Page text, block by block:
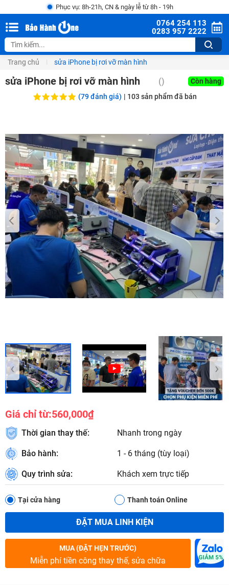
Phục vụ: 8h-21h, CN & ngày lễ từ 8h - 19h
0764 254 113
0283 957 2222
Trang chủ sửa iPhone bị rơi vỡ màn hình
sửa iPhone bị rơi vỡ màn hình ()
Còn hàng
(79 đánh giá) | 103 sản phẩm đã bán
‹ ›
Giá chỉ từ:560,000₫
Thời gian thay thế: Nhanh trong ngày
Bảo hành: 1 - 6 tháng (tùy loại)
Quy trình sửa: Khách xem trực tiếp
Tại cửa hàng Thanh toán Online
ĐẶT MUA LINH KIỆN
MUA (ĐẶT HẸN TRƯỚC)
Miễn phí tiền công thay thế, sửa chữa